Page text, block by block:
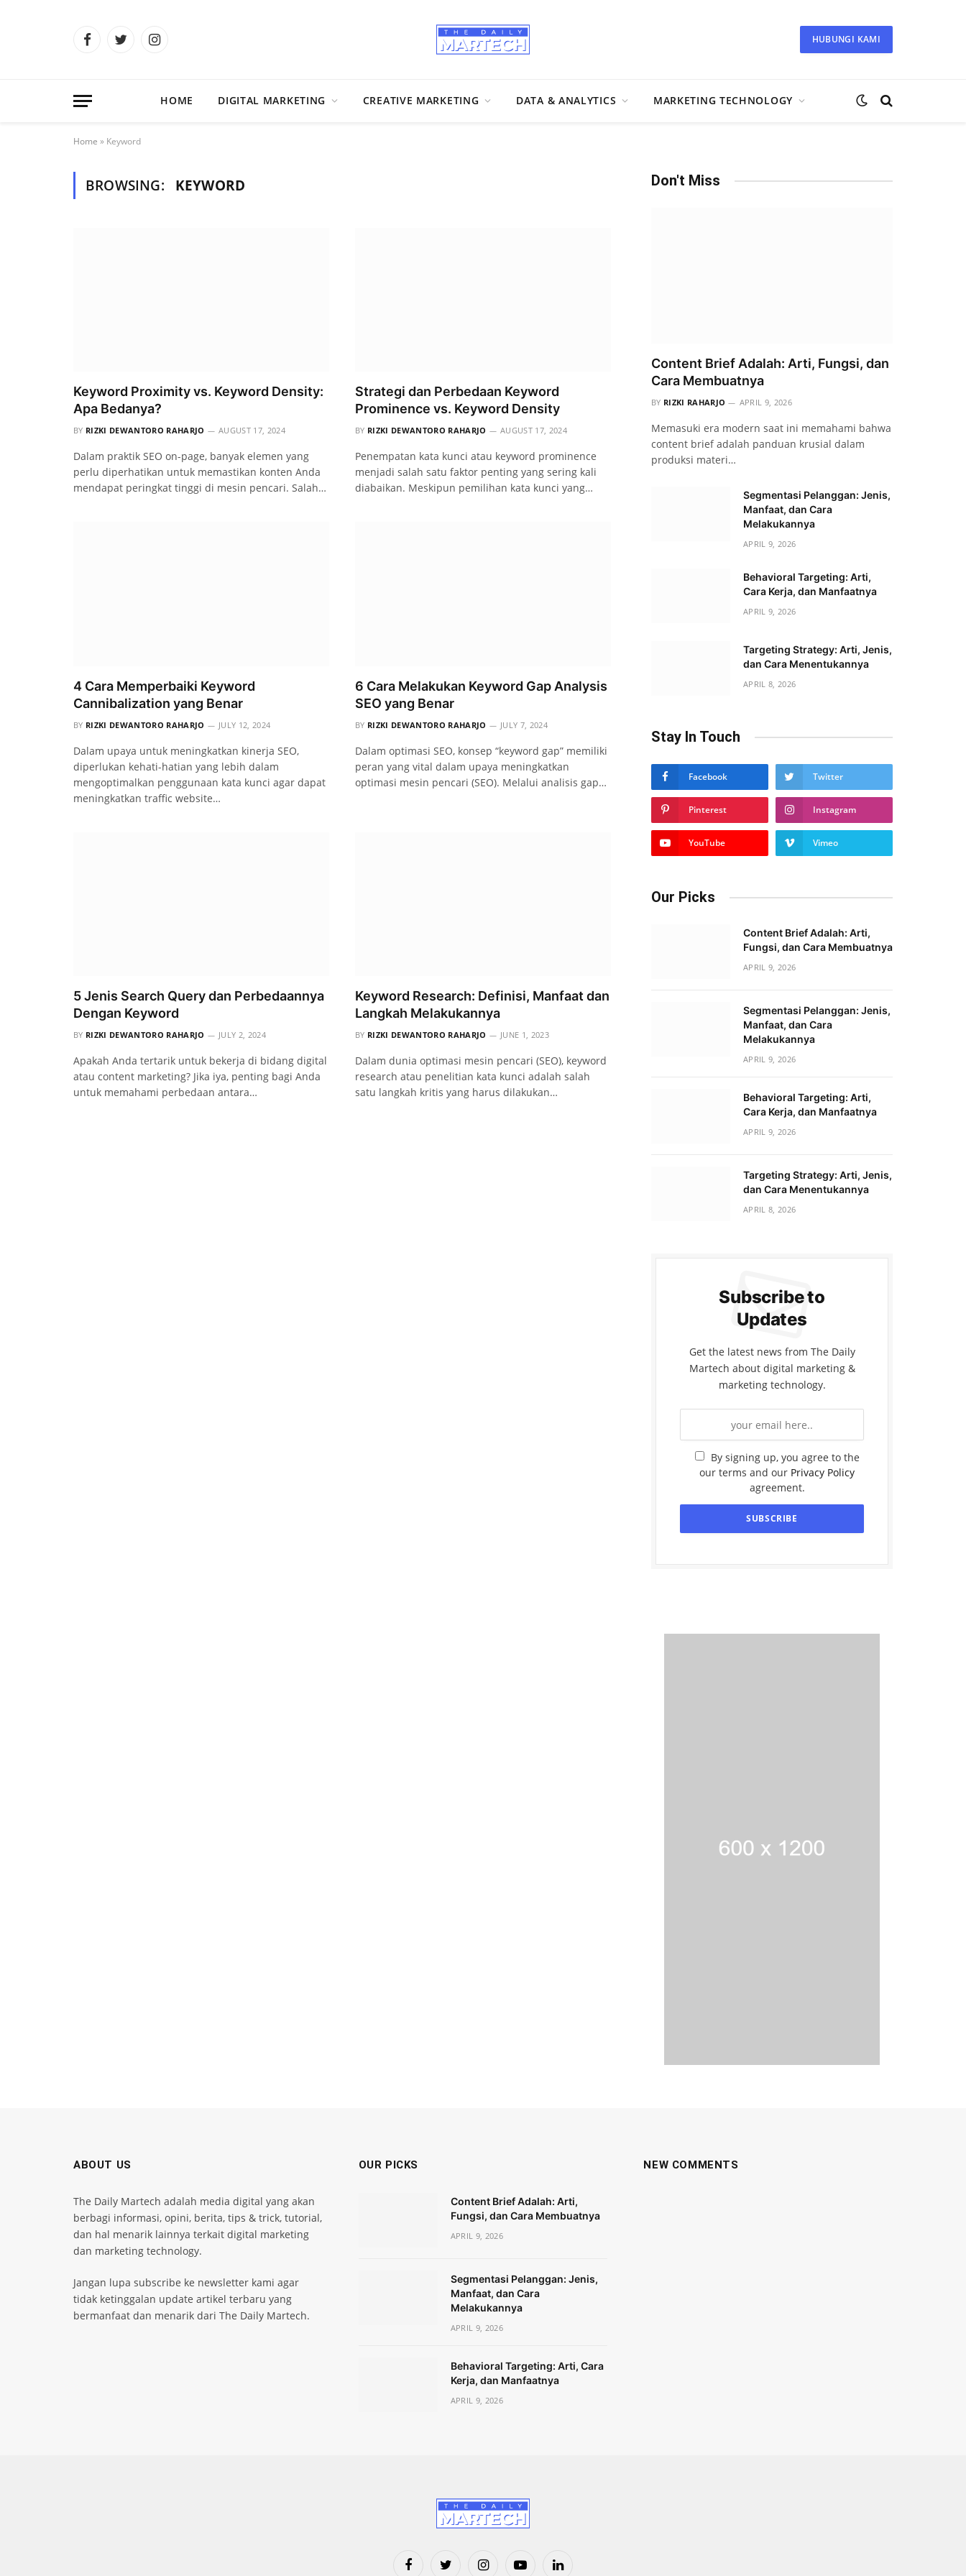
FacebookTwitterInstagram HUBUNGI KAMI
HOME DIGITAL MARKETING CREATIVE MARKETING DATA & ANALYTICS MARKETING TECHNOLOGY
Home » Keyword
BROWSING: KEYWORD
Keyword Proximity vs. Keyword Density:
Apa Bedanya?
BY RIZKI DEWANTORO RAHARJO AUGUST 17, 2024
Dalam praktik SEO on-page, banyak elemen yang
perlu diperhatikan untuk memastikan konten Anda
mendapat peringkat tinggi di mesin pencari. Salah…
Strategi dan Perbedaan Keyword
Prominence vs. Keyword Density
BY RIZKI DEWANTORO RAHARJO AUGUST 17, 2024
Penempatan kata kunci atau keyword prominence
menjadi salah satu faktor penting yang sering kali
diabaikan. Meskipun pemilihan kata kunci yang…
4 Cara Memperbaiki Keyword
Cannibalization yang Benar
BY RIZKI DEWANTORO RAHARJO JULY 12, 2024
Dalam upaya untuk meningkatkan kinerja SEO,
diperlukan kehati-hatian yang lebih dalam
mengoptimalkan penggunaan kata kunci agar dapat
meningkatkan traffic website…
6 Cara Melakukan Keyword Gap Analysis
SEO yang Benar
BY RIZKI DEWANTORO RAHARJO JULY 7, 2024
Dalam optimasi SEO, konsep “keyword gap” memiliki
peran yang vital dalam upaya meningkatkan
optimasi mesin pencari (SEO). Melalui analisis gap…
5 Jenis Search Query dan Perbedaannya
Dengan Keyword
BY RIZKI DEWANTORO RAHARJO JULY 2, 2024
Apakah Anda tertarik untuk bekerja di bidang digital
atau content marketing? Jika iya, penting bagi Anda
untuk memahami perbedaan antara…
Keyword Research: Definisi, Manfaat dan
Langkah Melakukannya
BY RIZKI DEWANTORO RAHARJO JUNE 1, 2023
Dalam dunia optimasi mesin pencari (SEO), keyword
research atau penelitian kata kunci adalah salah
satu langkah kritis yang harus dilakukan…
Don't Miss
Content Brief Adalah: Arti, Fungsi, dan
Cara Membuatnya
BY RIZKI RAHARJO APRIL 9, 2026
Memasuki era modern saat ini memahami bahwa
content brief adalah panduan krusial dalam
produksi materi…
Segmentasi Pelanggan: Jenis,
Manfaat, dan Cara
Melakukannya
APRIL 9, 2026
Behavioral Targeting: Arti,
Cara Kerja, dan Manfaatnya
APRIL 9, 2026
Targeting Strategy: Arti, Jenis,
dan Cara Menentukannya
APRIL 8, 2026
Stay In Touch
Facebook Twitter
Pinterest Instagram
YouTube Vimeo
Our Picks
Content Brief Adalah: Arti,
Fungsi, dan Cara Membuatnya
APRIL 9, 2026
Segmentasi Pelanggan: Jenis,
Manfaat, dan Cara
Melakukannya
APRIL 9, 2026
Behavioral Targeting: Arti,
Cara Kerja, dan Manfaatnya
APRIL 9, 2026
Targeting Strategy: Arti, Jenis,
dan Cara Menentukannya
APRIL 8, 2026
Subscribe to
Updates
Get the latest news from The Daily
Martech about digital marketing &
marketing technology.
By signing up, you agree to the
our terms and our Privacy Policy
agreement.
ABOUT US
The Daily Martech adalah media digital yang akan
berbagi informasi, opini, berita, tips & trick, tutorial,
dan hal menarik lainnya terkait digital marketing
dan marketing technology.
Jangan lupa subscribe ke newsletter kami agar
tidak ketinggalan update artikel terbaru yang
bermanfaat dan menarik dari The Daily Martech.
OUR PICKS
Content Brief Adalah: Arti,
Fungsi, dan Cara Membuatnya
APRIL 9, 2026
Segmentasi Pelanggan: Jenis,
Manfaat, dan Cara
Melakukannya
APRIL 9, 2026
Behavioral Targeting: Arti, Cara
Kerja, dan Manfaatnya
APRIL 9, 2026
NEW COMMENTS
FacebookTwitter InstagramYouTubeLinkedIn